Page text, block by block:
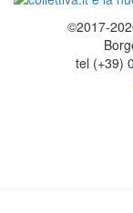
©2017-
tel (+39)